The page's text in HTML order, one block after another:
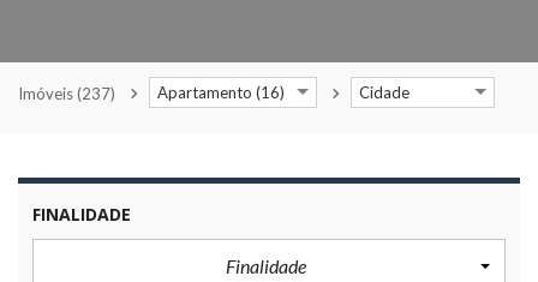
Imóveis(237) Apartamento (16) Cidade
FINALIDADE
Finalidade